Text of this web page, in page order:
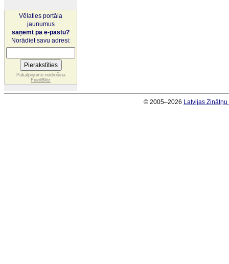
Vēlaties portāla
jaunumus
saņemt pa e-pastu?
Norādiet savu adresi:
Pakalpojumu nodrošina
FeedBlitz
© 2005–2026 Latvijas